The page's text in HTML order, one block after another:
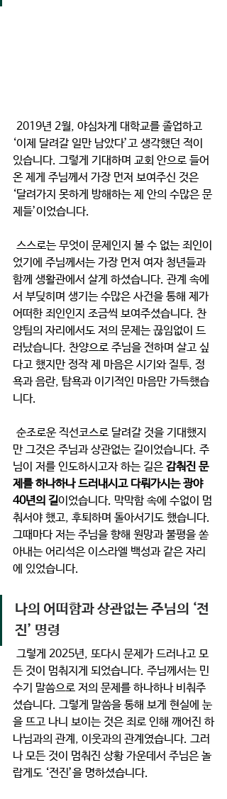
2019년 2월, 야심차게 대학교를 졸업하고
‘이제 달려갈 일만 남았다’고 생각했던 적이
있습니다. 그렇게 기대하며 교회 안으로 들어
온 제게 주님께서 가장 먼저 보여주신 것은
‘달려가지 못하게 방해하는 제 안의 수많은 문
제들’이었습니다.
스스로는 무엇이 문제인지 볼 수 없는 죄인이
었기에 주님께서는 가장 먼저 여자 청년들과
함께 생활관에서 살게 하셨습니다. 관계 속에
서 부딪히며 생기는 수많은 사건을 통해 제가
어떠한 죄인인지 조금씩 보여주셨습니다. 찬
양팀의 자리에서도 저의 문제는 끊임없이 드
러났습니다. 찬양으로 주님을 전하며 살고 싶
다고 했지만 정작 제 마음은 시기와 질투, 정
욕과 음란, 탐욕과 이기적인 마음만 가득했습
니다.
순조로운 직선코스로 달려갈 것을 기대했지
만 그것은 주님과 상관없는 길이었습니다. 주
님이 저를 인도하시고자 하는 길은 감춰진 문
제를 하나하나 드러내시고 다뤄가시는 광야
40년의 길이었습니다. 막막함 속에 수없이 멈
춰서야 했고, 후퇴하며 돌아서기도 했습니다.
그때마다 저는 주님을 향해 원망과 불평을 쏟
아내는 어리석은 이스라엘 백성과 같은 자리
에 있었습니다.
나의 어떠함과 상관없는 주님의 ‘전
진’ 명령
그렇게 2025년, 또다시 문제가 드러나고 모
든 것이 멈춰지게 되었습니다. 주님께서는 민
수기 말씀으로 저의 문제를 하나하나 비춰주
셨습니다. 그렇게 말씀을 통해 보게 현실에 눈
을 뜨고 나니 보이는 것은 죄로 인해 깨어진 하
나님과의 관계, 이웃과의 관계였습니다. 그러
나 모든 것이 멈춰진 상황 가운데서 주님은 놀
랍게도 ‘전진’을 명하셨습니다.